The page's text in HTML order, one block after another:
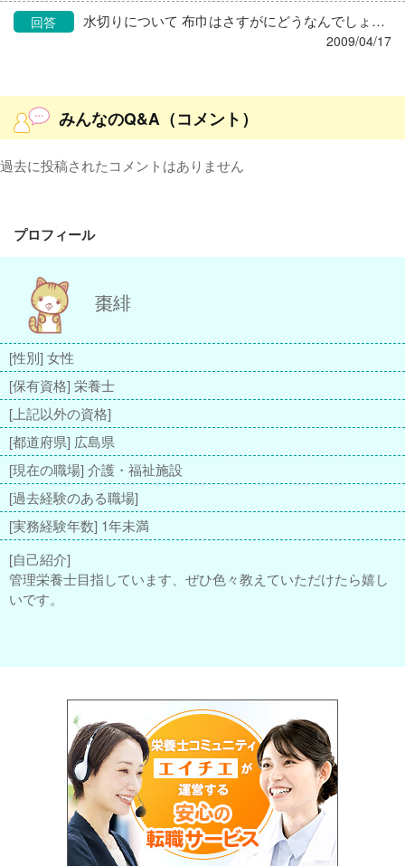
回答 水切りについて 布巾はさすがにどうなんでしょう＾＾； わたしの勤めているところでは、少なくとも水気はペーパータオルでふき取っていますよ。 学校でも、ペーパータオルで行っていました。
2009/04/17
みんなのQ&A（コメント）
過去に投稿されたコメントはありません
プロフィール
棗緋
[性別] 女性
[保有資格] 栄養士
[上記以外の資格]
[都道府県] 広島県
[現在の職場] 介護・福祉施設
[過去経験のある職場]
[実務経験年数] 1年未満
[自己紹介]
管理栄養士目指しています、ぜひ色々教えていただけたら嬉し
いです。